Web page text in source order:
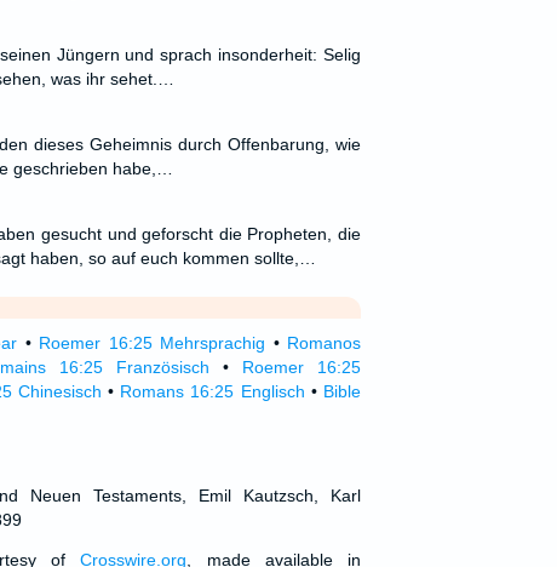
Jüngern und sprach insonderheit: Selig
was ihr sehet.…
dieses Geheimnis durch Offenbarung, wie
geschrieben habe,…
gesucht und geforscht die Propheten, die
haben, so auf euch kommen sollte,…
• Roemer 16:25 Mehrsprachig • Romanos
16:25 Französisch • Roemer 16:25
Chinesisch • Romans 16:25 Englisch • Bible
Neuen Testaments, Emil Kautzsch, Karl
ofCrosswire.org , made available in